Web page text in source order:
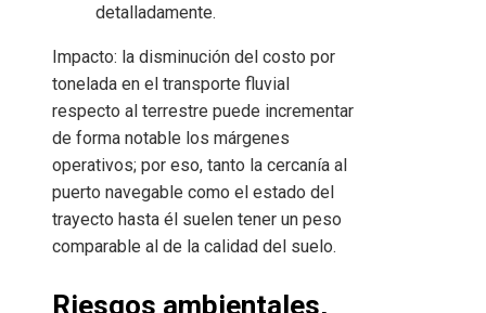
detalladamente.
Impacto: la disminución del costo por
tonelada en el transporte fluvial
respecto al terrestre puede incrementar
de forma notable los márgenes
operativos; por eso, tanto la cercanía al
puerto navegable como el estado del
trayecto hasta él suelen tener un peso
comparable al de la calidad del suelo.
Riesgos ambientales,